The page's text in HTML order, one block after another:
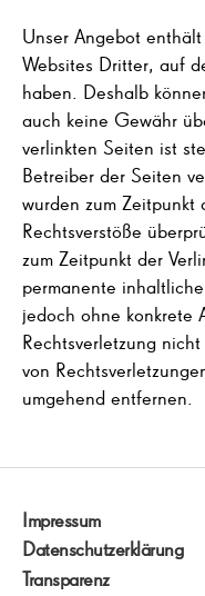
Unser Angebot
Websites Dritter, auf
haben. Deshalb
auch keine Gewähr
verlinkten Seiten ist
Betreiber der Seiten
wurden zum Zeitpunkt
Rechtsverstöße
zum Zeitpunkt der
permanente
jedoch ohne konkrete
Rechtsverletzung
von
umgehend entfernen.
Impressum
Datenschutzerklärung
Transparenz